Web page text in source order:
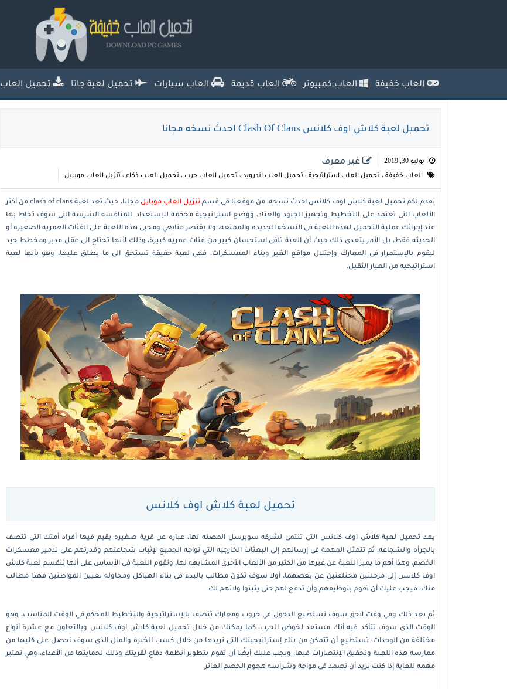
تحميل العاب خفيفة للكمبيوتر من ميديا
فاير للاجهزة الضعيفة
العاب خفيفة العاب كمبيوتر العاب قديمة العاب سيارات تحميل لعبة جاتا تحميل العاب
تحميل لعبة كلاش اوف كلانس Clash Of Clans احدث نسخه مجانا
يوليو 30, 2019
العاب خفيفة ، تحميل العاب استراتيجية ، تحميل العاب اندرويد ، تحميل العاب حرب ، تحميل العاب ذكاء ، تنزيل العاب موبايل
غير معرف
نقدم لكم تحميل لعبة كلاش اوف كلانس احدث نسخه، من موقعنا فى قسم تنزيل العاب موبايل مجانا، حيث تعد لعبة clash of clans
من أكثر
الألعاب التى تعتمد على التخطيط وتجهيز الجنود والعتاد، ووضع استراتيجية محكمه للإستعداد للمنافسه الشرسه التى سوف تحاط بها
عند إجرائك عملية التحميل لهذه اللعبة فى النسخه الجديده والممتعه، ولا يقتصر متابعي ومحبى هذه اللعبة على الفئات العمريه الصغيره أو
الحديثه فقط، بل الأمر يتعدى ذلك حيث أن العبة تلقى استحسان كبير من فئات عمريه كبيرة، وذلك لأنها تحتاج الى عقل مدبر ومخطط جيد
ليقوم بالإستمرار فى المعارك وإحتلال مواقع الغير وبناء المعسكرات، فهى لعبة حقيقة تستحق الى ما يطلق عليها، وهو بأنها لعبة
استراتيجيه من العيار الثقيل.
تحميل لعبة كلاش اوف كلانس
يعد تحميل لعبة كلاش اوف كلانس التى تنتمى لشركه سوبرسل المصنه لها، عباره عن قرية صغيره يقيم فيها أفراد أمتك التى تتصف
بالجرأه والشجاعه، ثم تتمثل المهمة فى إرسالهم إلى البعثات الخارجيه التي تواجه الجميع لإثبات شجاعتهم وقدرتهم على تدمير معسكرات
الخصم، وهذا أهم ما يميز اللعبة عن غيرها من الكثير من الألعاب الأخرى المشابهه لها، وتقوم اللعبة فى الأساس على أنها تنقسم لعبة كلاش
اوف كلانس إلى مرحلتين مختلفتين عن بعضهما، أولا سوف تكون مطالب بالبدء فى بناء الهياكل ومحاوله تعيين المواطنين فهذا مطالب
منك، فيجب عليك أن تقوم بتوظيفهم وأن تدفع لهم حتى يثبتوا ولائهم لك.
ثم بعد ذلك وفي وقت لاحق سوف تستطيع الدخول في حروب ومعارك تتصف بالإستراتيجية والتخطيط المحكم في الوقت المناسب، وهو
الوقت الذى سوف تتأكد فيه أنك مستعد لخوض الحرب، كما يمكنك من خلال تحميل لعبة كلاش اوف كلانس وبالتعاون مع عشرة أنواع
مختلفة من الوحدات، تستطيع أن تتمكن من بناء إستراتيجيتك التى تريدها من خلال كسب الخبرة والمال الذى سوف تحصل على كليها من
ممارسه هذه اللعبة وتحقيق الإنتصارات فيها، ويجب عليك أيضًا أن تقوم بتطوير أنظمة دفاع لقريتك وذلك لحمايتها من الأعداء، وهي تعتبر
مهمه للغاية إذا كنت تريد أن تصمد فى مواجة وشراسه هجوم الخصم الغائر.